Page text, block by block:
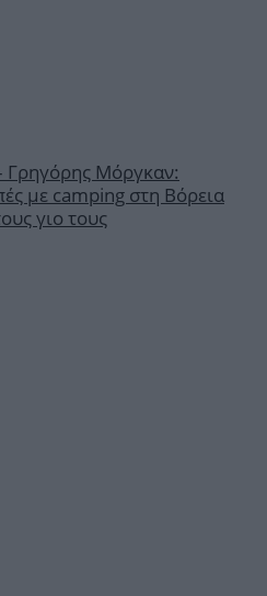
Γρηγόρης Μόργκαν:
με camping στη Βόρεια
γιο τους